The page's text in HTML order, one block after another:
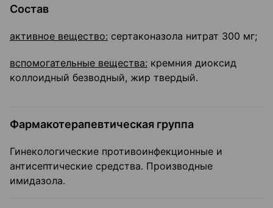
Состав
активное вещество: сертаконазола нитрат 300 мг;
вспомогательные вещества: кремния диоксид
коллоидный безводный, жир твердый.
Фармакотерапевтическая группа
Гинекологические противоинфекционные и
антисептические средства. Производные
имидазола.